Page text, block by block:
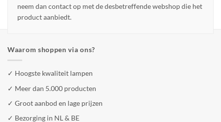
neem dan contact op met de desbetreffende webshop die het
product aanbiedt.
Waarom shoppen via ons?
✓ Hoogste kwaliteit lampen
✓ Meer dan 5.000 producten
✓ Groot aanbod en lage prijzen
✓ Bezorging in NL & BE